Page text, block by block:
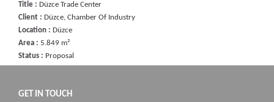
Title : Düzce Trade Center
Client : Düzce, Chamber Of Industry
Location : Düzce
Area : 5.849 m²
Status : Proposal
GET IN TOUCH